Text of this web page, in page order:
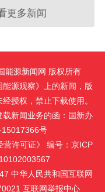
更多新闻
能源新闻网 版权所有
源观察》上的新闻，版
授权，禁止下载使用。
新闻业务的函：国新办
号
营许可证》 编号：京ICP
中华人民共和国互联网
互联网举报中心